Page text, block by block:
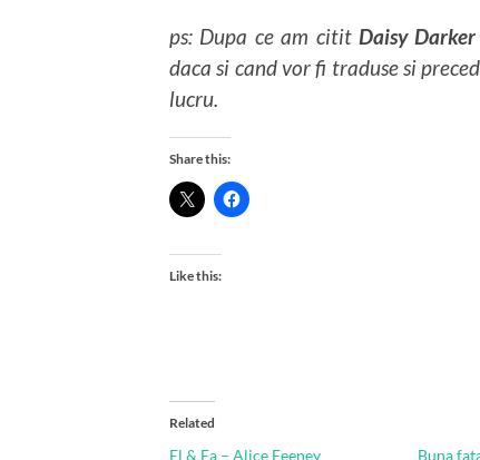
ps: Dupa ce am cititDaisy Darker
daca si cand vor fi traduse si
lucru.
Share this:
Like this:
Related
El & Ea – Alice Feeney Buna